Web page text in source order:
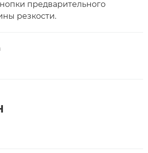
предварительного
резкости.